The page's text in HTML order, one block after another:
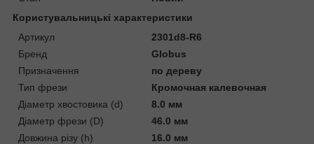
Користувальницькі характеристики
Артикул
2301d8-R6
Бренд
Globus
Призначення
по дереву
Тип фрези
Кромочная калевочная
Діаметр хвостовика (d)
8.0 мм
Діаметр фрези (D)
46.0 мм
Довжина різу (h)
16.0 мм